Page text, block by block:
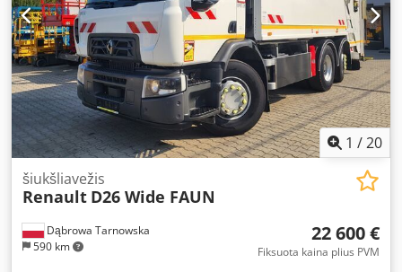
1 /20
Dąbrowa Tarnowska
590 km
šiukšliavežis
Renault D26 Wide FAUN
22 600 €
Fiksuota kaina plius PVM